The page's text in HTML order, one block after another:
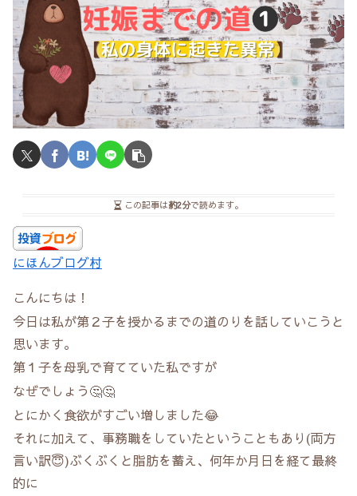
この記事は約2分で読めます。
にほんブログ村
こんにちは！
今日は私が第２子を授かるまでの道のりを話していこうと
思います。
第１子を母乳で育てていた私ですが
なぜでしょう🤔🤔
とにかく食欲がすごい増しました😂
それに加えて、事務職をしていたということもあり(両方
言い訳😇)ぶくぶくと脂肪を蓄え、何年か月日を経て最終
的に